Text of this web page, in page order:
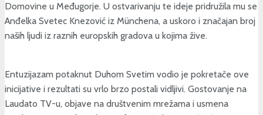
Domovine u Međugorje. U ostvarivanju te ideje pridružila mu se
Anđelka Svetec Knezović iz Münchena, a uskoro i značajan broj
naših ljudi iz raznih europskih gradova u kojima žive.
Entuzijazam potaknut Duhom Svetim vodio je pokretače ove
inicijative i rezultati su vrlo brzo postali vidljivi. Gostovanje na
Laudato TV-u, objave na društvenim mrežama i usmena